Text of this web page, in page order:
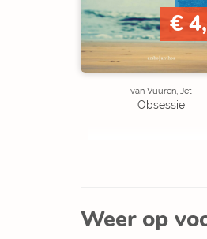
€
van Vuuren, Jet
Obsessie
Weer op